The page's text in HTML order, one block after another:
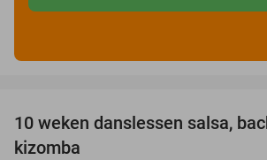
10 weken danslessen salsa,
kizomba